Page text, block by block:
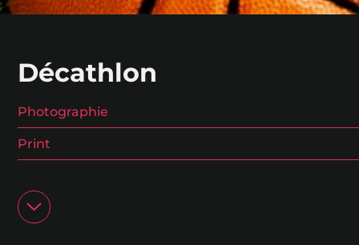
Décathlon
Photographie
Print